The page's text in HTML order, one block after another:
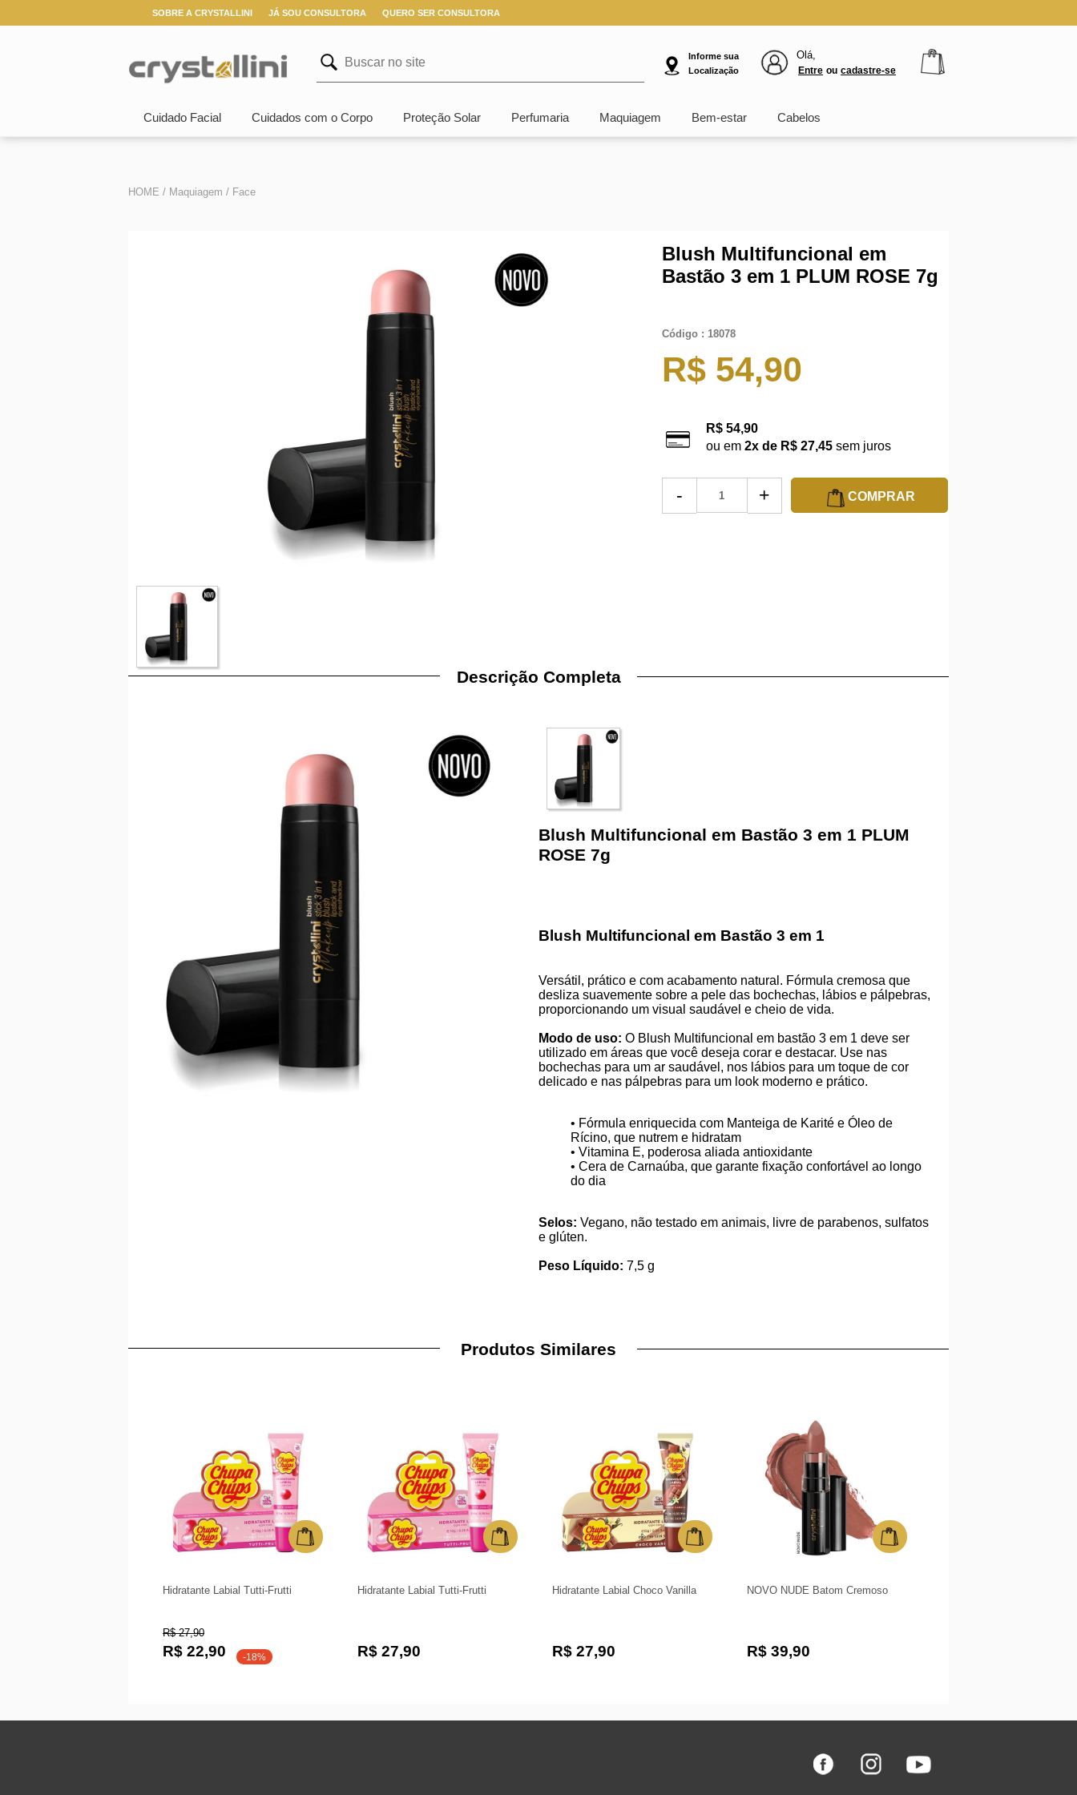
SOBRE A CRYSTALLINI JÁ SOU CONSULTORA QUERO SER CONSULTORA
Olá,
Entre ou cadastre-se
Informe sua
Localização
Cuidado Facial Cuidados com o Corpo Proteção Solar Perfumaria Maquiagem Bem-estar Cabelos
HOME / Maquiagem / Face
Blush Multifuncional em
Bastão 3 em 1 PLUM ROSE 7g
Código : 18078
R$ 54,90
R$ 54,90
ou em 2x de R$ 27,45sem juros
- + COMPRAR
Descrição Completa
Blush Multifuncional em Bastão 3 em 1 PLUM
ROSE 7g
Blush Multifuncional em Bastão 3 em 1
Versátil, prático e com acabamento natural. Fórmula cremosa que
desliza suavemente sobre a pele das bochechas, lábios e pálpebras,
proporcionando um visual saudável e cheio de vida.
Modo de uso: O Blush Multifuncional em bastão 3 em 1 deve ser
utilizado em áreas que você deseja corar e destacar. Use nas
bochechas para um ar saudável, nos lábios para um toque de cor
delicado e nas pálpebras para um look moderno e prático.
• Fórmula enriquecida com Manteiga de Karité e Óleo de
Rícino, que nutrem e hidratam
• Vitamina E, poderosa aliada antioxidante
• Cera de Carnaúba, que garante fixação confortável ao longo
do dia
Selos: Vegano, não testado em animais, livre de parabenos, sulfatos
e glúten.
Peso Líquido: 7,5 g
Produtos Similares
Hidratante Labial Tutti-Frutti
-18%
R$ 27,90
R$ 22,90
Hidratante Labial Tutti-Frutti
R$ 27,90
Hidratante Labial Choco Vanilla
R$ 27,90
NOVO NUDE Batom Cremoso
R$ 39,90